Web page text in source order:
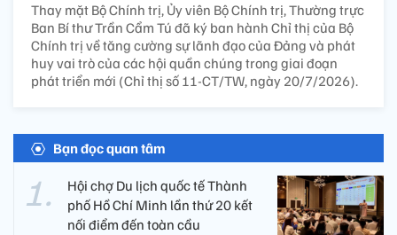
Thay mặt Bộ Chính trị, Ủy viên Bộ Chính trị, Thường trực
Ban Bí thư Trần Cẩm Tú đã ký ban hành Chỉ thị của Bộ
Chính trị về tăng cường sự lãnh đạo của Đảng và phát
huy vai trò của các hội quần chúng trong giai đoạn
phát triển mới (Chỉ thị số 11-CT/TW, ngày 20/7/2026).
Bạn đọc quan tâm
Hội chợ Du lịch quốc tế Thành
phố Hồ Chí Minh lần thứ 20 kết
nối điểm đến toàn cầu